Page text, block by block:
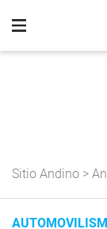
Sitio Andino >